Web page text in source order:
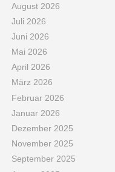
August 2026
Juli 2026
Juni 2026
Mai 2026
April 2026
März 2026
Februar 2026
Januar 2026
Dezember 2025
November 2025
September 2025